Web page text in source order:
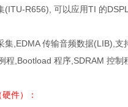
(ITU-R656), 可以应用TI 的
集,EDMA 传输音频数据(LIB),支
程,Bootload 程序,SDRAM 控制
件）：